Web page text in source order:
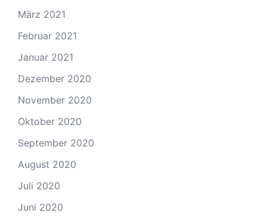
März 2021
Februar 2021
Januar 2021
Dezember 2020
November 2020
Oktober 2020
September 2020
August 2020
Juli 2020
Juni 2020